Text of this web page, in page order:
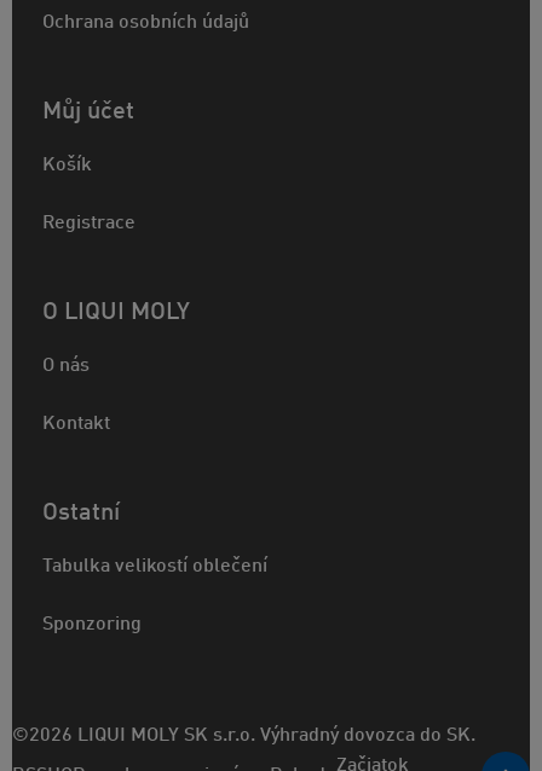
Ochrana osobních údajů
Můj účet
Košík
Registrace
O LIQUI MOLY
O nás
Kontakt
Ostatní
Tabulka velikostí oblečení
Sponzoring
©2026 LIQUI MOLY SK s.r.o. Výhradný dovozca do SK.
Začiatok